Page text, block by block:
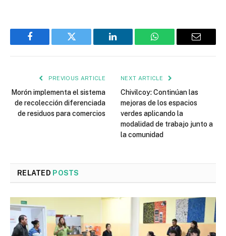
Facebook Twitter LinkedIn WhatsApp Email
PREVIOUS ARTICLE
Morón implementa el sistema
de recolección diferenciada
de residuos para comercios
NEXT ARTICLE
Chivilcoy: Continúan las
mejoras de los espacios
verdes aplicando la
modalidad de trabajo junto a
la comunidad
RELATED POSTS